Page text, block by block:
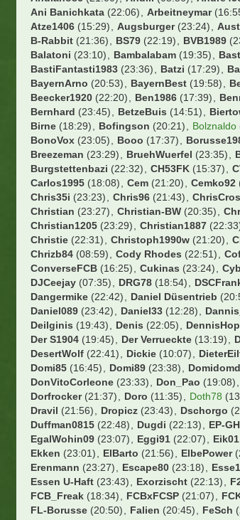
Wer war online?
00nils(22:11) 0711(14:05) 13.02.1948
210597(22:18) 3146589(21:48) 8Prozent
ARMINIA (21:23) Adden(23:25) Addi2004
Alex_BvB(12:33) Ali72(17:22) Alstadener
Andiano86(21:00) Andiii (05:56)
Ani Banichkata(22:06) Arbeitneymar
Atze1406(15:29) Augsburger(23:24)
B-Rabbit (21:36) BS79(22:19) BVB1989
Balatoni(23:10) Bambalabam(19:35)
BastiFantasti1983(23:36) Batzi(17:29)
BayernArno(20:53) BayernBest (19:58)
Beecker1920(22:20) Ben1986(17:39)
Bernhard(23:45) BetzeBuis(14:51)
Birne(18:29) Bofingson(20:21) Bolznaldo
BonoVox(23:05) Booo(17:37)
Breezeman(23:29) BruehWuerfel(23:35)
Burgstettenbazi(22:32) CH53FK(15:37)
Carlos1995(18:08) Cem(21:20) Cemko92
Chris35i(23:23) Chris96(21:43)
Christian(23:27) Christian-BW (20:35)
Christian1205(23:29) Christian1887